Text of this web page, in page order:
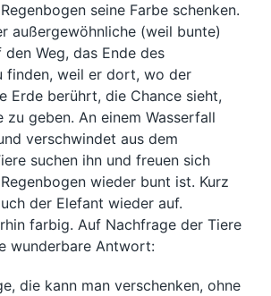
seine Farbe schenken.
außergewöhnliche (weil bunte)
Weg, das Ende des
finden, weil er dort, wo der
Erde berührt, die Chance sieht,
zu geben. An einem Wasserfall
verschwindet aus dem
suchen ihn und freuen sich
wieder bunt ist. Kurz
der Elefant wieder auf.
farbig. Auf Nachfrage der Tiere
wunderbare Antwort:
die kann man verschenken, ohne